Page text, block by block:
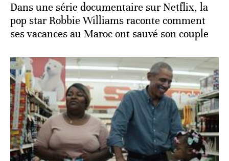
Dans une série documentaire sur Netflix, la
pop star Robbie Williams raconte comment
ses vacances au Maroc ont sauvé son couple